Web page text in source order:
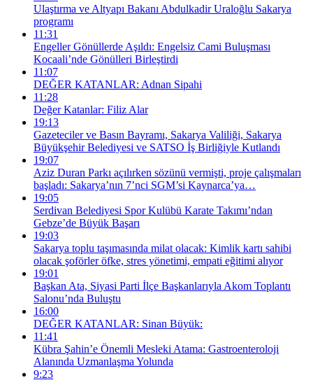
Ulaştırma ve Altyapı Bakanı Abdulkadir Uraloğlu Sakarya
programı
11:31
Engeller Gönüllerde Aşıldı: Engelsiz Cami Buluşması
Kocaali’nde Gönülleri Birleştirdi
11:07
DEĞER KATANLAR: Adnan Sipahi
11:28
Değer Katanlar: Filiz Alar
19:13
Gazeteciler ve Basın Bayramı, Sakarya Valiliği, Sakarya
Büyükşehir Belediyesi ve SATSO İş Birliğiyle Kutlandı
19:07
Aziz Duran Parkı açılırken sözünü vermişti, proje çalışmaları
başladı: Sakarya’nın 7’nci SGM’si Kaynarca’ya…
19:05
Serdivan Belediyesi Spor Kulübü Karate Takımı’ndan
Gebze’de Büyük Başarı
19:03
Sakarya toplu taşımasında milat olacak: Kimlik kartı sahibi
olacak şoförler öfke, stres yönetimi, empati eğitimi alıyor
19:01
Başkan Ata, Siyasi Parti İlçe Başkanlarıyla Akom Toplantı
Salonu’nda Buluştu
16:00
DEĞER KATANLAR: Sinan Büyük:
11:41
Kübra Şahin’e Önemli Mesleki Atama: Gastroenteroloji
Alanında Uzmanlaşma Yolunda
9:23